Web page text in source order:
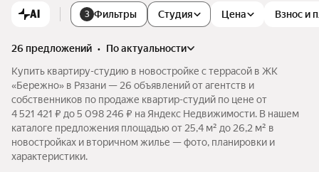
AI 3 Фильтры Цена Взнос и
Студия
26 предложений •
по актуальности
Купить квартиру-студию в новостройке с террасой в ЖК
«Бережно» в Рязани — 26 объявлений от агентств и
собственников по продаже квартир-студий по цене от
4 521 421 ₽ до 5 098 246 ₽ на Яндекс Недвижимости. В нашем
каталоге предложения площадью от 25,4 м² до 26,2 м² в
новостройках и вторичном жилье — фото, планировки и
характеристики.